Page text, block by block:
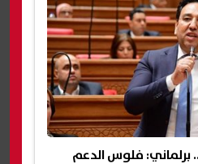
برلماني: فلوس الدعم